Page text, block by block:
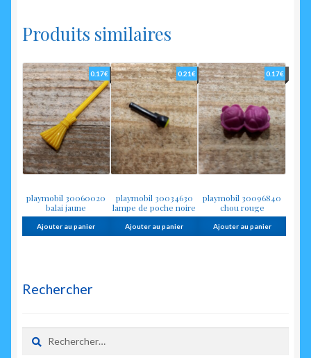
Produits similaires
playmobil 30060020
balai jaune
0.17€
Ajouter au panier
playmobil 30034630
lampe de poche noire
0.21€
Ajouter au panier
playmobil 30096840
chou rouge
0.17€
Ajouter au panier
Rechercher
Rechercher :